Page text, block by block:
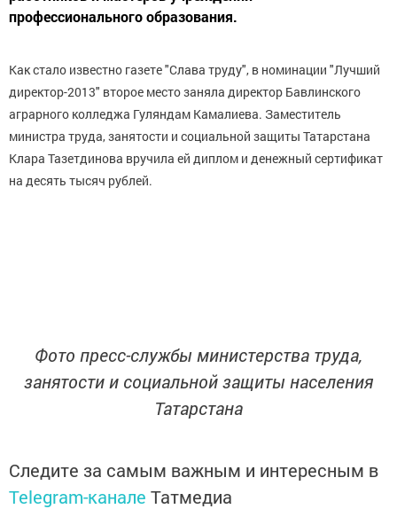
профессионального образования.
Как стало известно газете "Слава труду", в номинации "Лучший
директор-2013" второе место заняла директор Бавлинского
аграрного колледжа Гуляндам Камалиева. Заместитель
министра труда, занятости и социальной защиты Татарстана
Клара Тазетдинова вручила ей диплом и денежный сертификат
на десять тысяч рублей.
Фото пресс-службы министерства труда,
занятости и социальной защиты населения
Татарстана
Следите за самым важным и интересным в
Telegram-канале Татмедиа